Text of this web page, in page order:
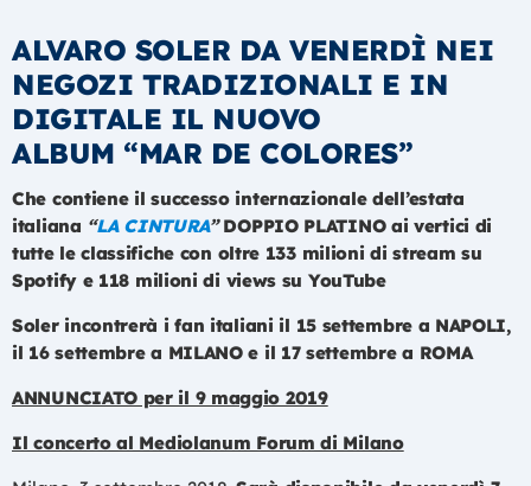
ALVARO SOLER DA VENERDÌ NEI
NEGOZI TRADIZIONALI E IN
DIGITALE IL NUOVO
ALBUM “MAR DE COLORES”
Che contiene il successo internazionale dell’estata
italiana “LA CINTURA”DOPPIO PLATINO ai vertici di
tutte le classifiche con oltre 133 milioni di stream su
Spotify e 118 milioni di views su YouTube
Soler incontrerà i fan italiani il 15 settembre a NAPOLI,
il 16 settembre a MILANO e il 17 settembre a ROMA
ANNUNCIATO per il 9 maggio 2019
Il concerto al Mediolanum Forum di Milano